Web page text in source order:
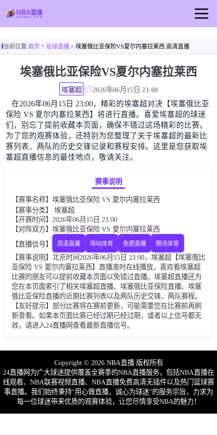
篮球直播
NBA新闻
当前位置:首页> 足球直播> 埃塞俄比亚保险VS夏尔内塞拉莱西 高清直播
埃塞俄比亚保险VS夏尔内塞拉莱西
埃塞超 2026年06月15日 23:00
在2026年06月15日 23:00，精彩的埃塞超对决【埃塞俄比亚
保险 VS 夏尔内塞拉莱西】将进行直播。喜爱埃塞超的球迷
们，别忘了提前收藏本页面，确保不错过这场精彩的比赛。
为了您的观赛体验，还特别为您整理了关于埃塞超的最新比
赛列表、两队的历史交锋记录和赛程安排。这里是您获取埃
塞超直播信息的最佳地点，敬请关注。
赛事说明
【赛事名称】埃塞俄比亚保险 VS 夏尔内塞拉莱西
【赛事分类】 埃塞超
【开赛时间】2026年06月15日 23:00
【对阵双方】埃塞俄比亚保险 VS 夏尔内塞拉莱西
【直播信号】
高清直播 咪咕体育 免费直播 腾讯体育
【赛事说明】北京时间2026年06月15日 23:00，埃塞超【埃塞俄比
亚保险 VS 夏尔内塞拉莱西】直播准时在线播放，喜欢看埃塞超
比赛的朋友可以提前收藏本页面以免错过直播。埃塞超直播还为
您在本页面索引了相关埃塞超直播、埃塞俄比亚保险直播、埃塞
俄比亚保险直播的近期比赛列表以及两队历史交锋、两队赛程。
【友好提示】部分比赛将在赛前更新，可能需要您在比赛前再刷
新查看。如果本页面比赛已经过期已经过期，或者以上信号都无
效，请进入24直播网查看最新直播信号。
Copyright © 2026 NBA直播 版权所有
24直播网为广大球迷提供覆盖全赛季的NBA直播服务，包括NBA直播在
线观看、NBA联赛视频直播、NBA直播免费高清无插件以及热门篮球赛
事直播。我们始终秉持“用心做直播，诚心为球迷”的服务宗旨，力求为
每一位球迷带来优质的观赛体验，让您尽情享受NBA的魅力！